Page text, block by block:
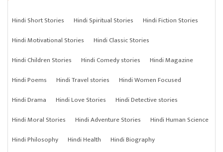
Hindi Short Stories Hindi Spiritual Stories
Hindi Fiction Stories
Hindi Motivational Stories
Hindi Classic Stories
Hindi Children Stories
Hindi Comedy stories
Hindi Magazine
Hindi Poems
Hindi Travel stories
Hindi Women Focused
Hindi Drama
Hindi Love Stories
Hindi Detective stories
Hindi Moral Stories
Hindi Adventure Stories
Hindi Human Science
Hindi Philosophy
Hindi Health Hindi Biography